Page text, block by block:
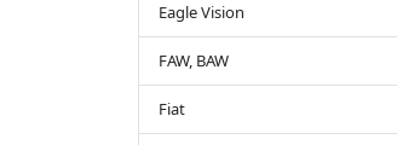
Eagle Vision
FAW, BAW
Fiat